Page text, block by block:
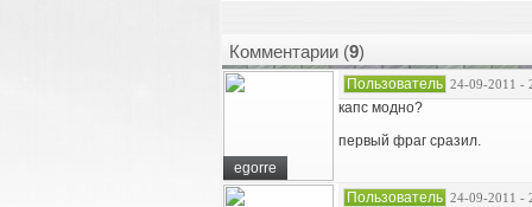
Комментарии (9)
egorre
Пользователь 24-09-2011 -
капс модно?
первый фраг сразил.
Пользователь 24-09-2011 -